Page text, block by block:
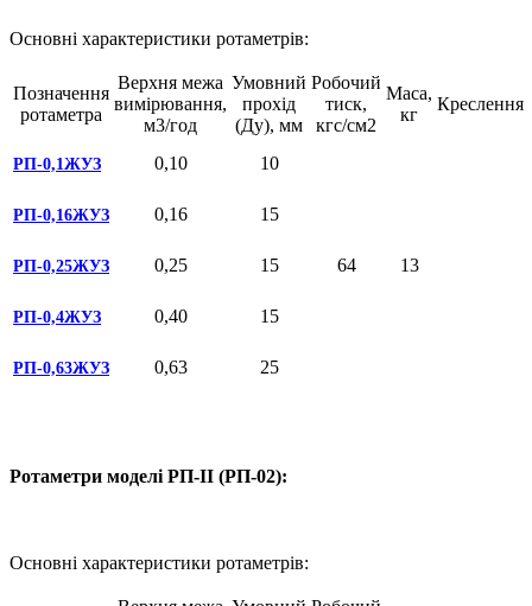
Основні характеристики ротаметрів:
Позначення
ротаметра
Верхня межа
вимірювання,
м3/год
Умовний
прохід
(Ду), мм
Робочий
тиск,
кгс/см2
Маса,
кг
Креслення
РП-0,1ЖУЗ 0,10 10
64 13
РП-0,16ЖУЗ 0,16 15
РП-0,25ЖУЗ 0,25 15
РП-0,4ЖУЗ 0,40 15
РП-0,63ЖУЗ 0,63 25
Ротаметри моделі РП-II (РП-02):
Основні характеристики ротаметрів: